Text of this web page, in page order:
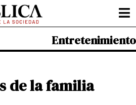
Entretenimiento
de la familia